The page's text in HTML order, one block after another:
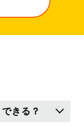
きる？